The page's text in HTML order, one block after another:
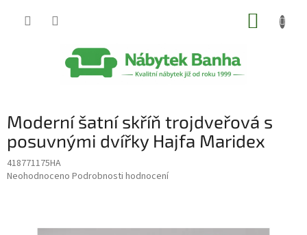
Moderní šatní skříň trojdveřová s
posuvnými dvířky Hajfa Maridex
418771175HA
Průměrné
Neohodnoceno Podrobnosti hodnocení